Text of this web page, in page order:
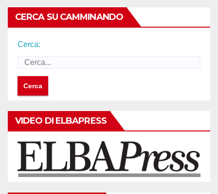
CERCA SU CAMMINANDO
Cerca:
VIDEO DI ELBAPRESS